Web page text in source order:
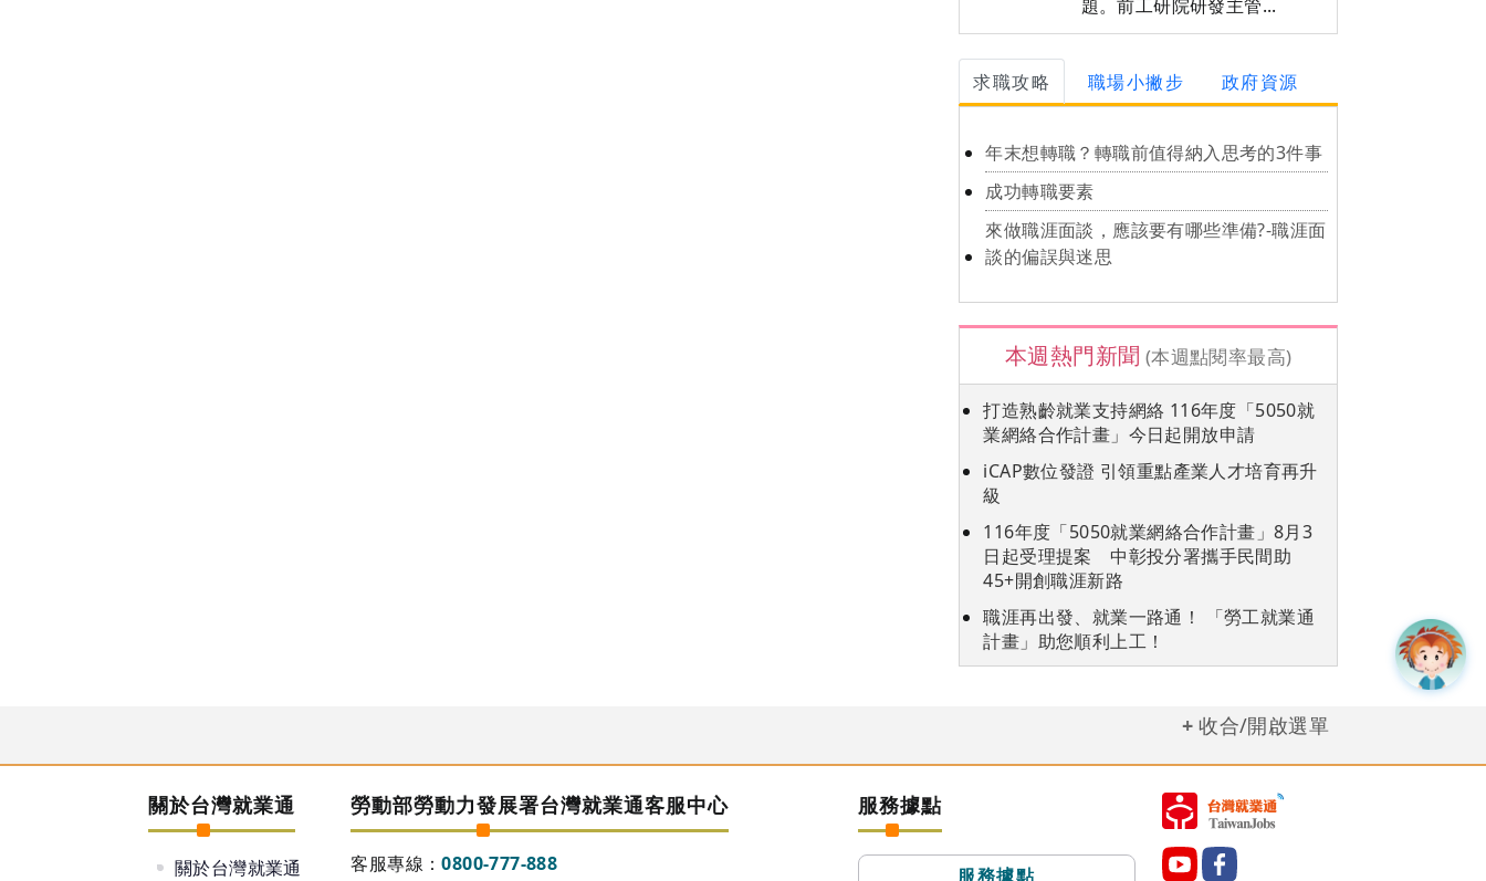
題。前工研院研發主管...
求職攻略 職場小撇步 政府資源
年末想轉職？轉職前值得納入思考的3件事
成功轉職要素
來做職涯面談，應該要有哪些準備?-職涯面
談的偏誤與迷思
本週熱門新聞 (本週點閱率最高)
打造熟齡就業支持網絡 116年度「5050就
業網絡合作計畫」今日起開放申請
iCAP數位發證 引領重點產業人才培育再升
級
116年度「5050就業網絡合作計畫」8月3
日起受理提案 中彰投分署攜手民間助
45+開創職涯新路
職涯再出發、就業一路通！ 「勞工就業通
計畫」助您順利上工！
收合/開啟選單
關於台灣就業通
關於台灣就業通
勞動部勞動力發展署台灣就業通客服中心
客服專線：0800-777-888
服務據點
服務據點